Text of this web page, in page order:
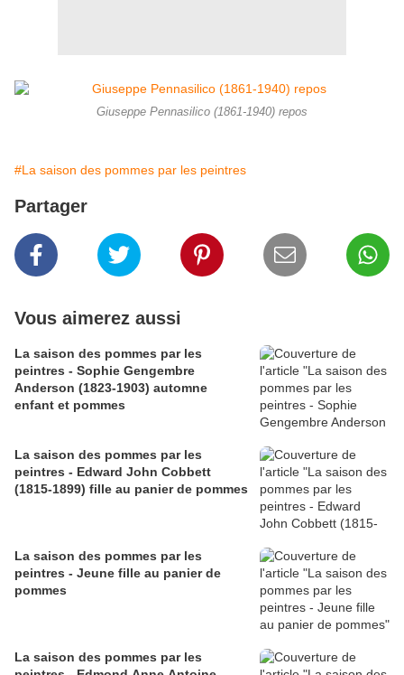
Giuseppe Pennasilico (1861-1940) repos
#La saison des pommes par les peintres
Partager
Vous aimerez aussi
La saison des pommes par les
peintres - Sophie Gengembre
Anderson (1823-1903) automne
enfant et pommes
La saison des pommes par les
peintres - Edward John Cobbett
(1815-1899) fille au panier de pommes
La saison des pommes par les
peintres - Jeune fille au panier de
pommes
La saison des pommes par les